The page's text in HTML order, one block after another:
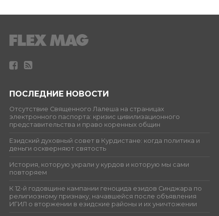
ПОСЛЕДНИЕ НОВОСТИ
Отсутствие Священного Лалеша на страницах
электронного паспорта: кризис цивилизационного
представительства и право коренных общин
Езидский духовный совет в Курдистане: когда политика и
деньги оскверняют святость
История, которую украли у курдов и которую мы сами
повторяем
К 12-й годовщине кампании геноцида езидов Синджара по
религиозному признаку, начавшейся после объявления
ИГИЛ о вторжении в езидские районы и их уничтожении